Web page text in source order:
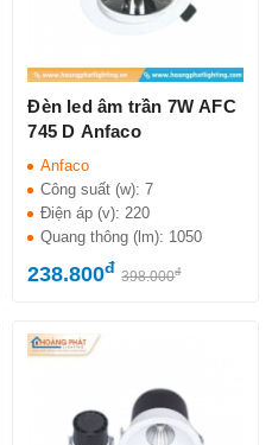
Đèn led âm trần 7W AFC
745 D Anfaco
Anfaco
Công suất (w):7
Điện áp (v): 220
Quang thông (lm): 1050
238.800đ 398.000đ